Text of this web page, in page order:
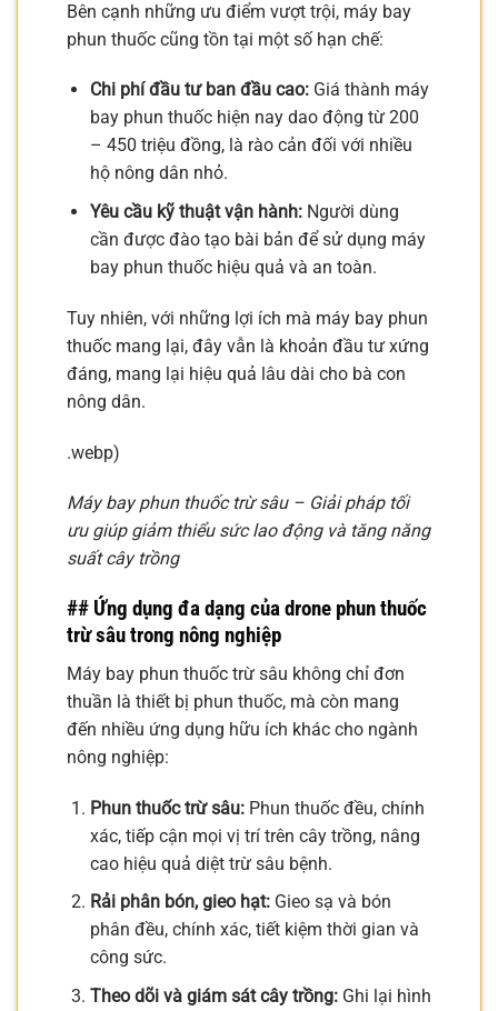
Bên cạnh những ưu điểm vượt trội, máy bay
phun thuốc cũng tồn tại một số hạn chế:
Chi phí đầu tư ban đầu cao:Giá thành máy
bay phun thuốc hiện nay dao động từ 200
– 450 triệu đồng, là rào cản đối với nhiều
hộ nông dân nhỏ.
Yêu cầu kỹ thuật vận hành:Người dùng
cần được đào tạo bài bản để sử dụng máy
bay phun thuốc hiệu quả và an toàn.
Tuy nhiên, với những lợi ích mà máy bay phun
thuốc mang lại, đây vẫn là khoản đầu tư xứng
đáng, mang lại hiệu quả lâu dài cho bà con
nông dân.
.webp)
Máy bay phun thuốc trừ sâu – Giải pháp tối
ưu giúp giảm thiểu sức lao động và tăng năng
suất cây trồng
## Ứng dụng đa dạng của drone phun thuốc
trừ sâu trong nông nghiệp
Máy bay phun thuốc trừ sâu không chỉ đơn
thuần là thiết bị phun thuốc, mà còn mang
đến nhiều ứng dụng hữu ích khác cho ngành
nông nghiệp:
Phun thuốc trừ sâu:Phun thuốc đều, chính
xác, tiếp cận mọi vị trí trên cây trồng, nâng
cao hiệu quả diệt trừ sâu bệnh.
Rải phân bón, gieo hạt:Gieo sạ và bón
phân đều, chính xác, tiết kiệm thời gian và
công sức.
Theo dõi và giám sát cây trồng:Ghi lại hình